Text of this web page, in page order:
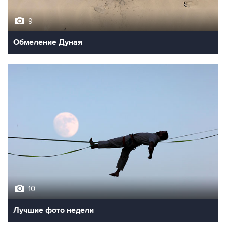
9
Обмеление Дуная
10
Лучшие фото недели